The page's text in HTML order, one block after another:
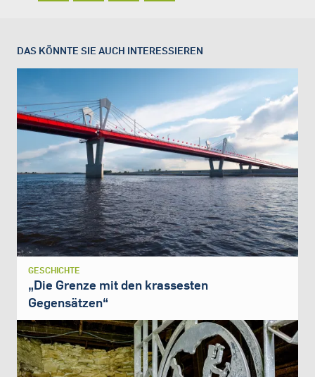
DAS KÖNNTE SIE AUCH INTERESSIEREN
GESCHICHTE
„Die Grenze mit den krassesten
Gegensätzen“